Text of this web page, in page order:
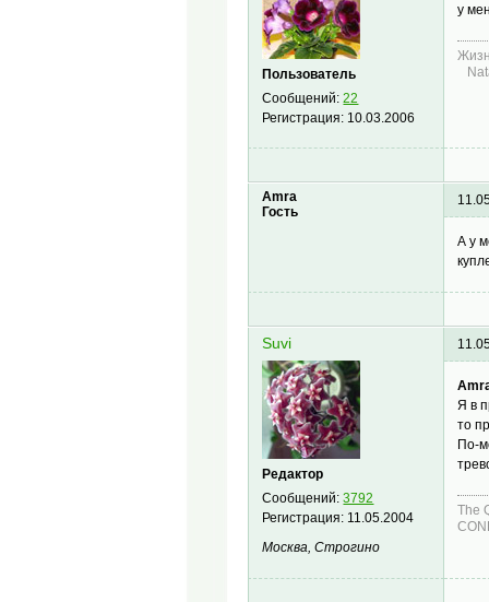
Пользователь
Сообщений:22
Регистрация: 10.03.2006
у
Amra
Гость
А у
Suvi
Редактор
Сообщений:3792
Регистрация: 11.05.2004
Москва, Строгино
Я в
то
По-
The